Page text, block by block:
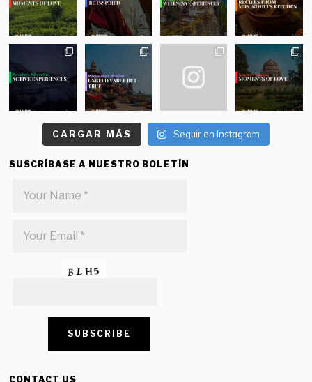
CARGAR MÁS Seguir en Instagram
SUSCRÍBASE A NUESTRO BOLETÍN
CONTACT US